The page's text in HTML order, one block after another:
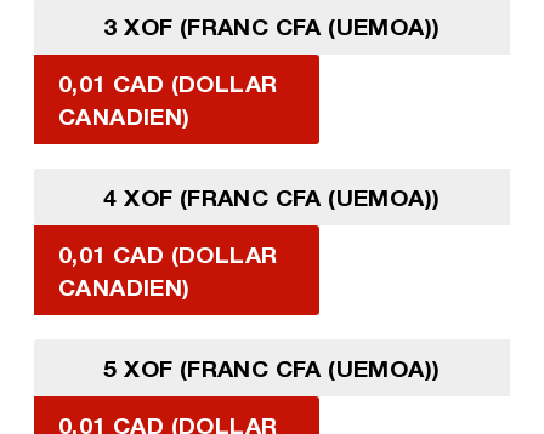
3 XOF (FRANC CFA (UEMOA))
0,01 CAD (DOLLAR
CANADIEN)
4 XOF (FRANC CFA (UEMOA))
0,01 CAD (DOLLAR
CANADIEN)
5 XOF (FRANC CFA (UEMOA))
0,01 CAD (DOLLAR